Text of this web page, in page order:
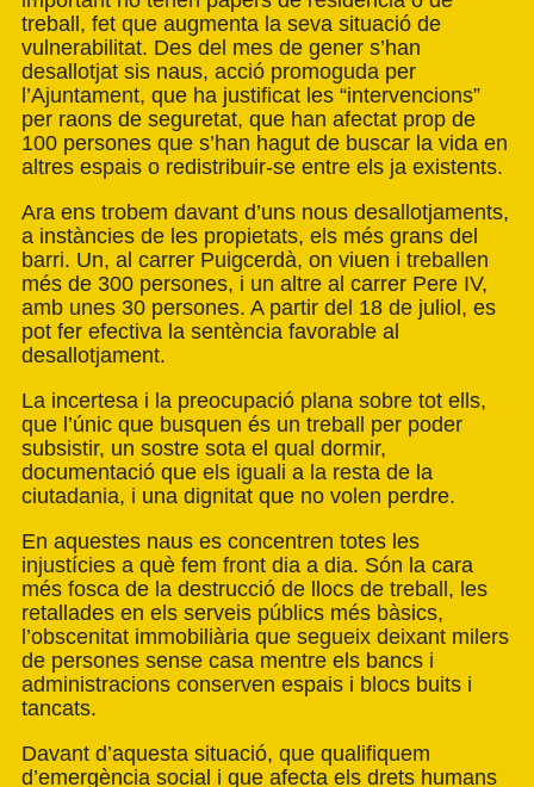
treball, fet que augmenta la seva situació de
vulnerabilitat. Des del mes de gener s’han
desallotjat sis naus, acció promoguda per
l’Ajuntament, que ha justificat les “intervencions”
per raons de seguretat, que han afectat prop de
100 persones que s’han hagut de buscar la vida en
altres espais o redistribuir-se entre els ja existents.
Ara ens trobem davant d’uns nous desallotjaments,
a instàncies de les propietats, els més grans del
barri. Un, al carrer Puigcerdà, on viuen i treballen
més de 300 persones, i un altre al carrer Pere IV,
amb unes 30 persones. A partir del 18 de juliol, es
pot fer efectiva la sentència favorable al
desallotjament.
La incertesa i la preocupació plana sobre tot ells,
que l’únic que busquen és un treball per poder
subsistir, un sostre sota el qual dormir,
documentació que els iguali a la resta de la
ciutadania, i una dignitat que no volen perdre.
En aquestes naus es concentren totes les
injustícies a què fem front dia a dia. Són la cara
més fosca de la destrucció de llocs de treball, les
retallades en els serveis públics més bàsics,
l’obscenitat immobiliària que segueix deixant milers
de persones sense casa mentre els bancs i
administracions conserven espais i blocs buits i
tancats.
Davant d’aquesta situació, que qualifiquem
d’emergència social i que afecta els drets humans